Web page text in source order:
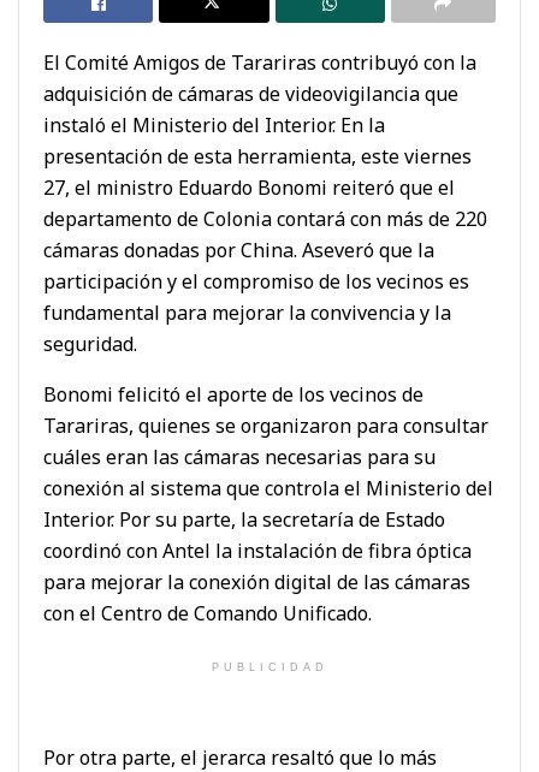
El Comité Amigos de Tarariras contribuyó con la
adquisición de cámaras de videovigilancia que
instaló el Ministerio del Interior. En la
presentación de esta herramienta, este viernes
27, el ministro Eduardo Bonomi reiteró que el
departamento de Colonia contará con más de 220
cámaras donadas por China. Aseveró que la
participación y el compromiso de los vecinos es
fundamental para mejorar la convivencia y la
seguridad.
Bonomi felicitó el aporte de los vecinos de
Tarariras, quienes se organizaron para consultar
cuáles eran las cámaras necesarias para su
conexión al sistema que controla el Ministerio del
Interior. Por su parte, la secretaría de Estado
coordinó con Antel la instalación de fibra óptica
para mejorar la conexión digital de las cámaras
con el Centro de Comando Unificado.
PUBLICIDAD
Por otra parte, el jerarca resaltó que lo más